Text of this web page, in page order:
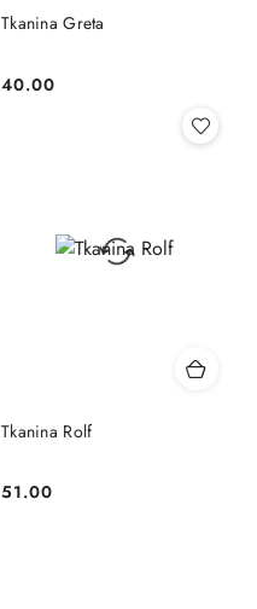
Tkanina Greta
Cena:
40.00
Tkanina Rolf
Cena:
51.00